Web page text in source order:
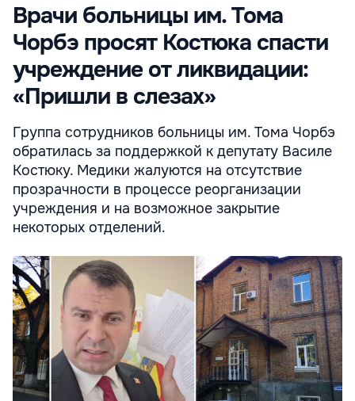
Врачи больницы им. Тома
Чорбэ просят Костюка спасти
учреждение от ликвидации:
«Пришли в слезах»
Группа сотрудников больницы им. Тома Чорбэ
обратилась за поддержкой к депутату Василе
Костюку. Медики жалуются на отсутствие
прозрачности в процессе реорганизации
учреждения и на возможное закрытие
некоторых отделений.